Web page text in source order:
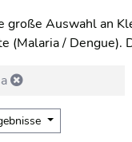
große Auswahl an
(Malaria /